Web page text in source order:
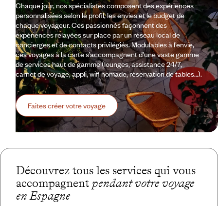
Chaque jour, nos spécialistes composent des expériences
personnalisées selon le profil, les envies et le budget de
chaque voyageur. Ces passionnés façonnent des
expériences relayées sur place par un réseau local de
concierges et de contacts privilégiés. Modulables à l’envie,
ces voyages à la carte s’accompagnent d’une vaste gamme
de services haut de gamme (lounges, assistance 24/7,
carnet de voyage, appli, wifi nomade, réservation de tables…).
Faites créer votre voyage
Découvrez tous les services qui vous
accompagnent pendant votre voyage
en Espagne